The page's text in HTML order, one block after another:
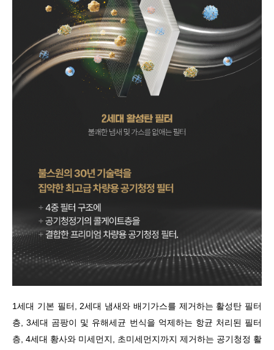
1세대 기본 필터 , 2세대 냄새와 배기가스를 제거하는 활성탄 필터
층 , 3세대 곰팡이 및 유해세균 번식을 억제하는 항균 처리된 필터
층 , 4세대 황사와 미세먼지
초미세먼지까지 제거하는 공기청정 활